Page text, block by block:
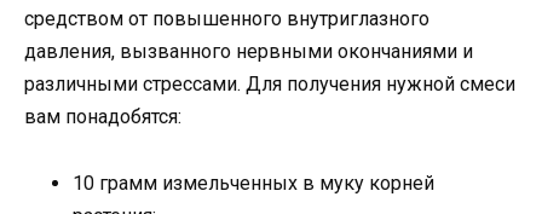
средством от повышенного внутриглазного
давления, вызванного нервными окончаниями и
различными стрессами. Для получения нужной смеси
вам понадобятся:
10 грамм измельченных в муку корней